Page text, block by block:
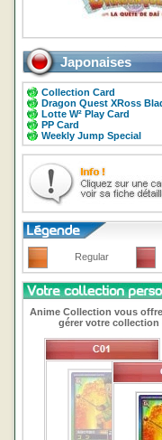
Japonaises
Collection Card
Dragon Quest XRoss
Lotte W² Play Card
PP Card
Weekly Jump Special
Regular
Anime Collection vous
gérer votre collection